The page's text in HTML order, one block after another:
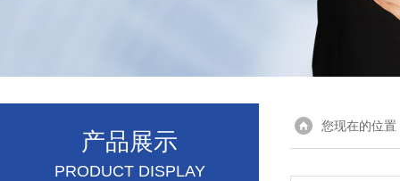
产品展示
PRODUCT DISPLAY
您现在的位置